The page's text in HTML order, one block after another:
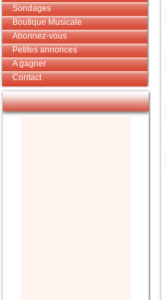
Sondages
Boutique Musicale
Abonnez-vous
Petites annonces
A gagner
Contact